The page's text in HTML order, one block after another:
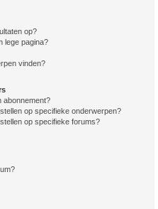
op?
lege pagina?
vinden?
abonnement?
op specifieke onderwerpen?
op specifieke forums?